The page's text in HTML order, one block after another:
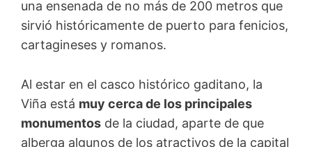
una ensenada de no más de 200 metros que
sirvió históricamente de puerto para fenicios,
cartagineses y romanos.
Al estar en el casco histórico gaditano, la
Viña está muy cerca de los principales
monumentos de la ciudad, aparte de que
alberga algunos de los atractivos de la capital